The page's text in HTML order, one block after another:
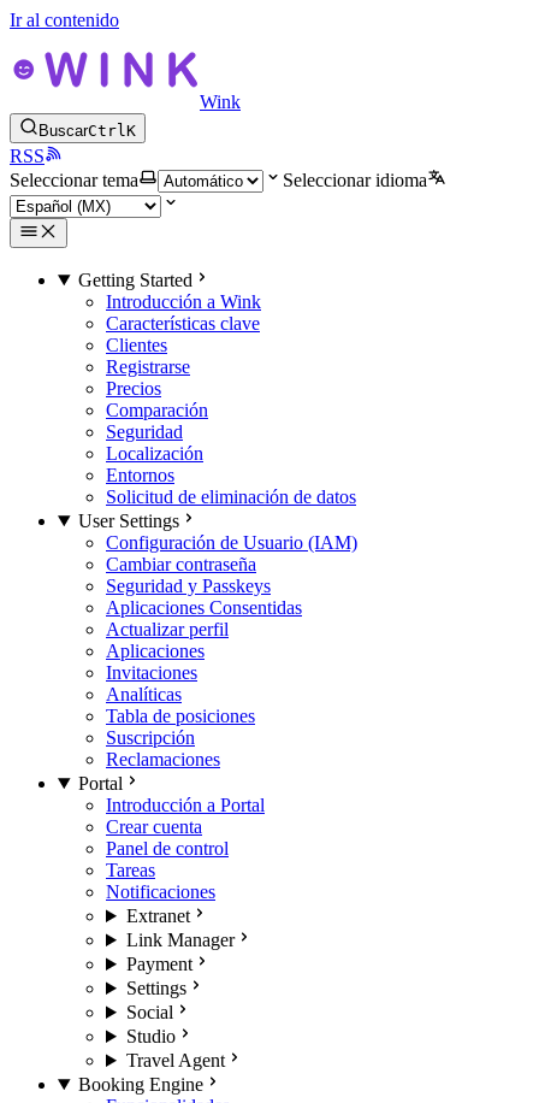
Ir al contenido
Wink
BuscarCtrlK
RSS
Seleccionar tema
Seleccionar idioma
Getting Started
Introducción a Wink
Características clave
Clientes
Registrarse
Precios
Comparación
Seguridad
Localización
Entornos
Solicitud de eliminación de datos
User Settings
Configuración de Usuario (IAM)
Cambiar contraseña
Seguridad y Passkeys
Aplicaciones Consentidas
Actualizar perfil
Aplicaciones
Invitaciones
Analíticas
Tabla de posiciones
Suscripción
Reclamaciones
Portal
Introducción a Portal
Crear cuenta
Panel de control
Tareas
Notificaciones
Extranet
Link Manager
Payment
Settings
Social
Studio
Travel Agent
Booking Engine